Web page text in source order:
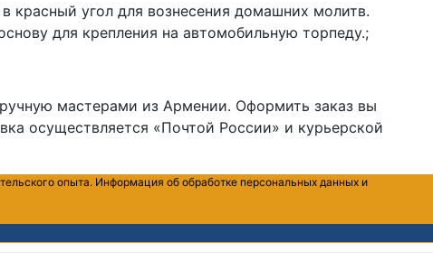
красный угол для вознесения домашних молитв.
для крепления на автомобильную торпеду.;
мастерами из Армении. Оформить заказ вы
осуществляется «Почтой России» и курьерской
опыта. Информация об обработке персональных данных и